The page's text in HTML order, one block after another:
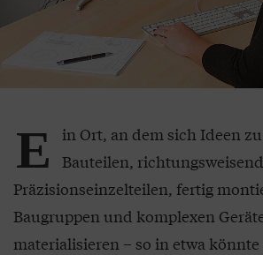
E
in Ort, an dem sich Ideen
Bauteilen,
Präzisionseinzelteilen, fertig
Baugruppen und komplexen
materialisieren – so in etwa könnte